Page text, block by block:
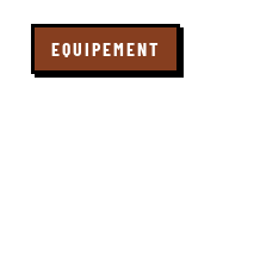
EQUIPEMENT